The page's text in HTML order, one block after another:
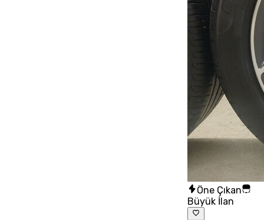
Öne Çıkan
Büyük İlan